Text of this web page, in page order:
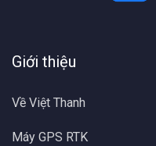
Giới thiệu
Về Việt Thanh
Máy GPS RTK